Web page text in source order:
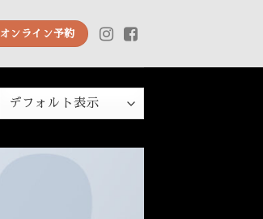
オンライン予約